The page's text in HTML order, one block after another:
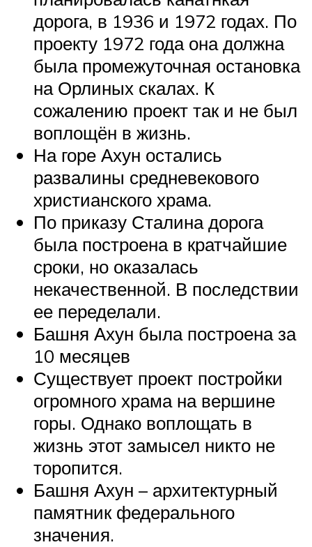
дорога, в 1936 и 1972 годах. По
проекту 1972 года она должна
была промежуточная остановка
на Орлиных скалах. К
сожалению проект так и не был
воплощён в жизнь.
На горе Ахун остались
развалины средневекового
христианского храма.
По приказу Сталина дорога
была построена в кратчайшие
сроки, но оказалась
некачественной. В последствии
ее переделали.
Башня Ахун была построена за
10 месяцев
Существует проект постройки
огромного храма на вершине
горы. Однако воплощать в
жизнь этот замысел никто не
торопится.
Башня Ахун – архитектурный
памятник федерального
значения.